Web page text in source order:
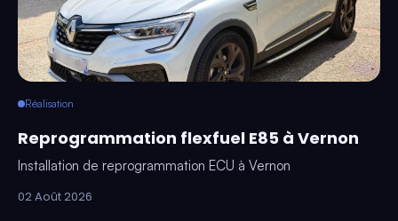
Réalisation
Reprogrammation flexfuel E85 à Vernon
Installation de reprogrammation ECU à Vernon
02 Août 2026